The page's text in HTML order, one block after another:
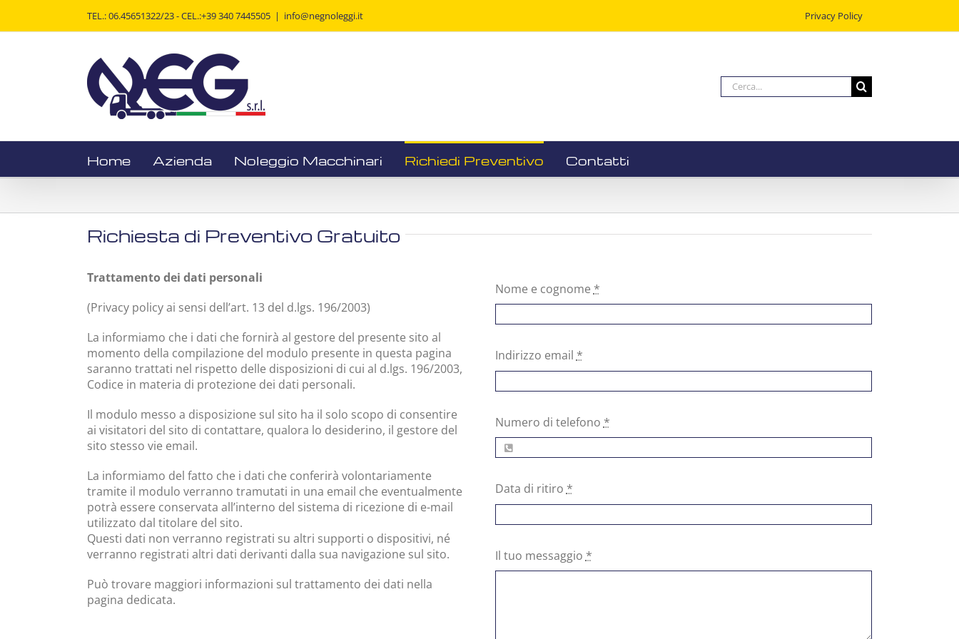
TEL.: 06.45651322/23 - CEL.:+39 340 7445505 | info@negnoleggi.it Privacy Policy
Cerca
per:
Home Azienda Noleggio Macchinari Richiedi Preventivo Contatti
Richiesta di Preventivo Gratuito
Trattamento dei dati personali
(Privacy policy ai sensi dell’art. 13 del d.lgs. 196/2003)
La informiamo che i dati che fornirà al gestore del presente sito al
momento della compilazione del modulo presente in questa pagina
saranno trattati nel rispetto delle disposizioni di cui al d.lgs. 196/2003,
Codice in materia di protezione dei dati personali.
Il modulo messo a disposizione sul sito ha il solo scopo di consentire
ai visitatori del sito di contattare, qualora lo desiderino, il gestore del
sito stesso vie email.
La informiamo del fatto che i dati che conferirà volontariamente
tramite il modulo verranno tramutati in una email che eventualmente
potrà essere conservata all’interno del sistema di ricezione di e-mail
utilizzato dal titolare del sito.
Questi dati non verranno registrati su altri supporti o dispositivi, né
verranno registrati altri dati derivanti dalla sua navigazione sul sito.
Può trovare maggiori informazioni sul trattamento dei dati nella
pagina dedicata.
Nome e cognome *
Indirizzo email *
Numero di telefono *
Data di ritiro *
Il tuo messaggio *